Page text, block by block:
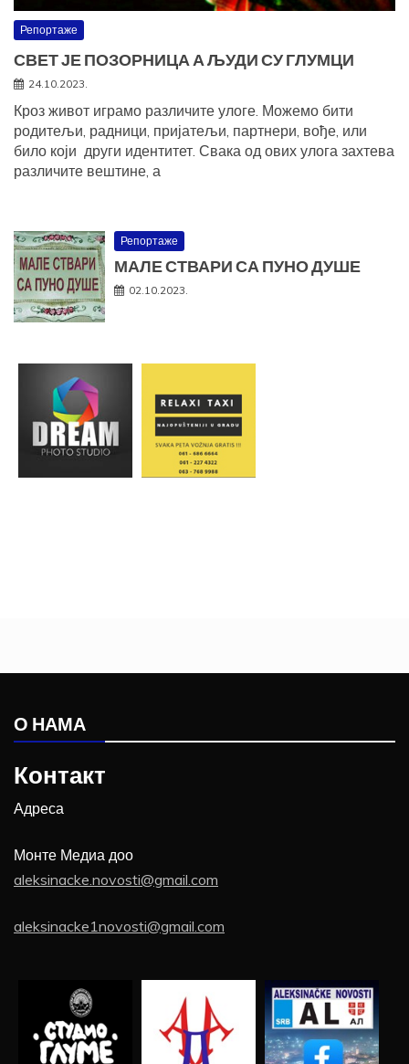
Репортаже
СВЕТ ЈЕ ПОЗОРНИЦА А ЉУДИ СУ ГЛУМЦИ
24.10.2023.
Кроз живот играмо различите улоге. Можемо бити
родитељи, радници, пријатељи, партнери, вође, или
било који други идентитет. Свака од ових улога захтева
различите вештине, а
Репортаже
МАЛЕ СТВАРИ СА ПУНО ДУШЕ
02.10.2023.
О НАМА
Контакт
Адреса
Монте Медиа доо
aleksinacke.novosti@gmail.com
aleksinacke1novosti@gmail.com